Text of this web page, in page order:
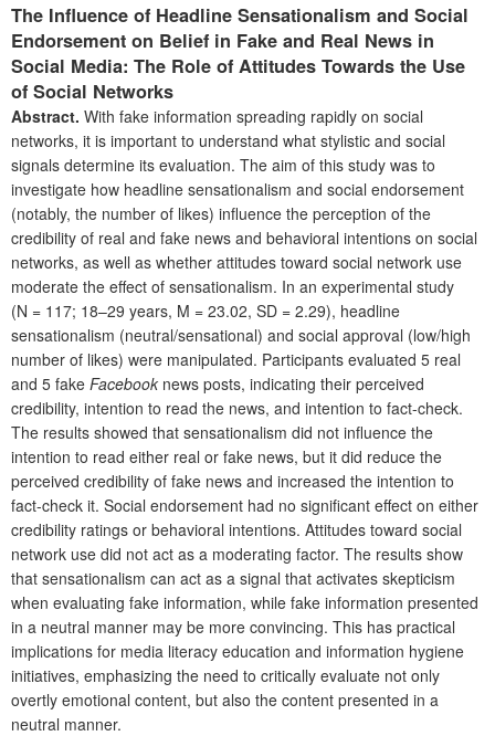
The Influence of Headline Sensationalism and Social
Endorsement on Belief in Fake and Real News in
Social Media: The Role of Attitudes Towards the Use
of Social Networks
Abstract. With fake information spreading rapidly on social
networks, it is important to understand what stylistic and social
signals determine its evaluation. The aim of this study was to
investigate how headline sensationalism and social endorsement
(notably, the number of likes) influence the perception of the
credibility of real and fake news and behavioral intentions on social
networks, as well as whether attitudes toward social network use
moderate the effect of sensationalism. In an experimental study
(N = 117; 18–29 years, M = 23.02, SD = 2.29), headline
sensationalism (neutral/sensational) and social approval (low/high
number of likes) were manipulated. Participants evaluated 5 real
and 5 fake Facebook news posts, indicating their perceived
credibility, intention to read the news, and intention to fact-check.
The results showed that sensationalism did not influence the
intention to read either real or fake news, but it did reduce the
perceived credibility of fake news and increased the intention to
fact-check it. Social endorsement had no significant effect on either
credibility ratings or behavioral intentions. Attitudes toward social
network use did not act as a moderating factor. The results show
that sensationalism can act as a signal that activates skepticism
when evaluating fake information, while fake information presented
in a neutral manner may be more convincing. This has practical
implications for media literacy education and information hygiene
initiatives, emphasizing the need to critically evaluate not only
overtly emotional content, but also the content presented in a
neutral manner.